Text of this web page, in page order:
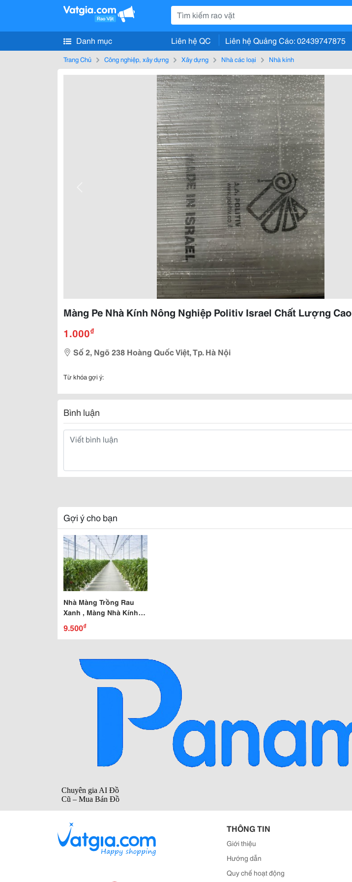
Danh mục Liên hệ QC Liên hệ Quảng Cáo: 02439747875
Trang Chủ Công nghiệp, xây dựng Xây dựng Nhà các loại Nhà kính
Màng Pe Nhà Kính Nông Nghiệp Politiv Israel Chất Lượng Cao
1.000₫
Số 2, Ngõ 238 Hoàng Quốc Việt, Tp. Hà Nội
Từ khóa gợi ý:
Bình luận
Gợi ý cho bạn
Nhà Màng Trồng Rau
Xanh , Màng Nhà Kính
Nylon Trắng Giá Rẻ
9.500₫
THÔNG TIN
Giới thiệu
Hướng dẫn
Quy chế hoạt động